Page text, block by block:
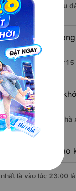
Giang có chiều
khách Tiền
xe bắt đầu từ
- Trà Vinh nào
lúc 4:15 là của nhà
từ Tiền Giang nào
là vào lúc 23:00